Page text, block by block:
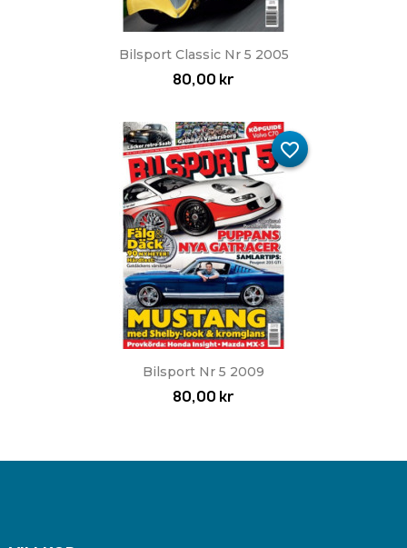
Bilsport Classic Nr 5 2005
80,00 kr
Bilsport Nr 5 2009
80,00 kr
favorite_border